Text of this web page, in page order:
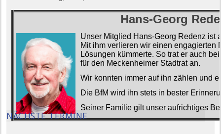
Hans-Georg
Unser Mitglied Hans-Georg Redenz ist
Mit ihm verlieren wir einen engagierten
Lösungen kümmerte. So trat er auch
für den Meckenheimer Stadtrat an.
Wir konnten immerauf ihn zählen und
Die BfM wird ihn stets in bester
Seiner Familie gilt unser aufrichtiges
NÄCHSTE TERMINE